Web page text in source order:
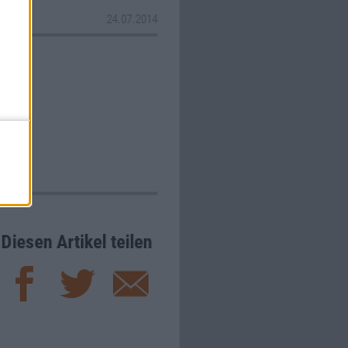
Diesen Artikel teilen